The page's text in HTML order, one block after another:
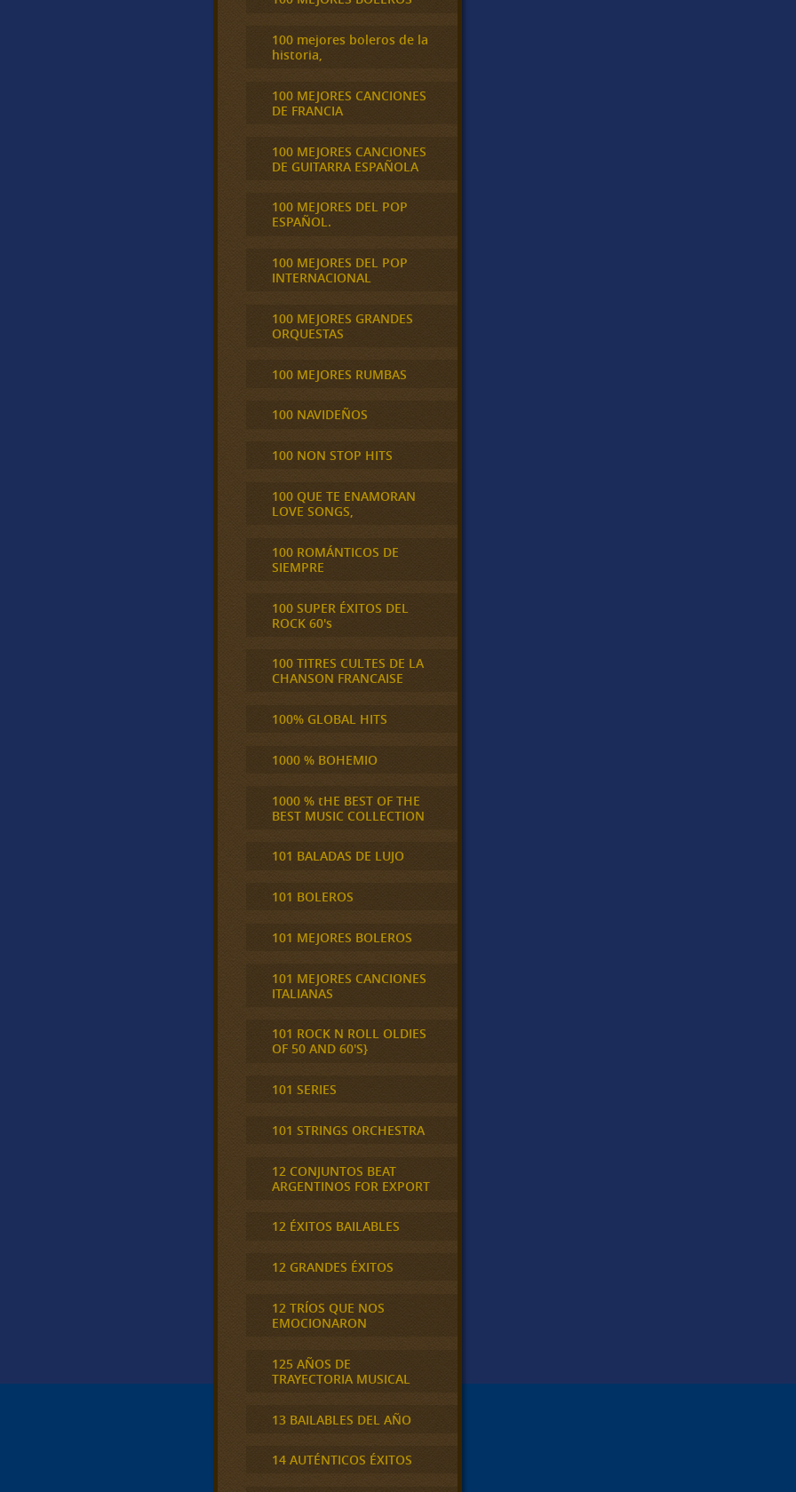
100 mejores boleros de la
historia,
100 MEJORES CANCIONES
DE FRANCIA
100 MEJORES CANCIONES
DE GUITARRA ESPAÑOLA
100 MEJORES DEL POP
ESPAÑOL.
100 MEJORES DEL POP
INTERNACIONAL
100 MEJORES GRANDES
ORQUESTAS
100 MEJORES RUMBAS
100 NAVIDEÑOS
100 NON STOP HITS
100 QUE TE ENAMORAN
LOVE SONGS,
100 ROMÁNTICOS DE
SIEMPRE
100 SUPER ÉXITOS DEL
ROCK 60's
100 TITRES CULTES DE LA
CHANSON FRANCAISE
100% GLOBAL HITS
1000 % BOHEMIO
1000 % tHE BEST OF THE
BEST MUSIC COLLECTION
101 BALADAS DE LUJO
101 BOLEROS
101 MEJORES BOLEROS
101 MEJORES CANCIONES
ITALIANAS
101 ROCK N ROLL OLDIES
OF 50 AND 60'S}
101 SERIES
101 STRINGS ORCHESTRA
12 CONJUNTOS BEAT
ARGENTINOS FOR EXPORT
12 ÉXITOS BAILABLES
12 GRANDES ÉXITOS
12 TRÍOS QUE NOS
EMOCIONARON
125 AÑOS DE
TRAYECTORIA MUSICAL
13 BAILABLES DEL AÑO
14 AUTÉNTICOS ÉXITOS